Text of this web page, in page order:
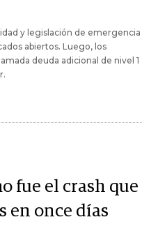
y legislación de emergencia
abiertos. Luego, los
deuda adicional de nivel 1
fue el crash que
en once días